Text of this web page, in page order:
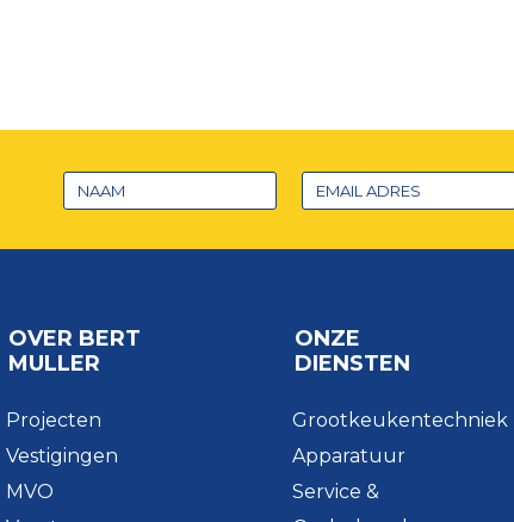
OVER BERT
MULLER
Projecten
Vestigingen
MVO
ONZE
DIENSTEN
Grootkeukentechniek
Apparatuur
Service &